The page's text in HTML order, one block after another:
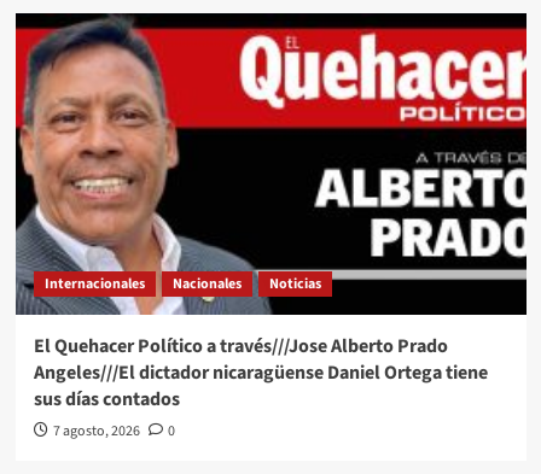
Internacionales Nacionales Noticias
El Quehacer Político a través///Jose Alberto Prado
Angeles///El dictador nicaragüense Daniel Ortega tiene
sus días contados
7 agosto, 2026 0